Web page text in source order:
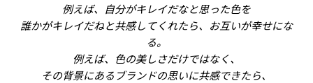
例えば、自分がキレイだなと思った色を
誰かがキレイだねと共感してくれたら、お互いが幸せにな
る。
例えば、色の美しさだけではなく、
その背景にあるブランドの思いに共感できたら、